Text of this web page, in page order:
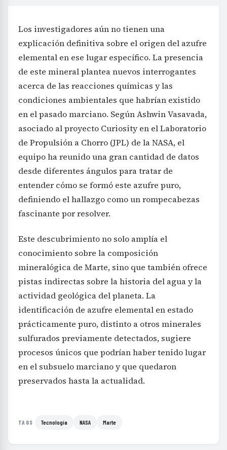
Los investigadores aún no tienen una
explicación definitiva sobre el origen del azufre
elemental en ese lugar específico. La presencia
de este mineral plantea nuevos interrogantes
acerca de las reacciones químicas y las
condiciones ambientales que habrían existido
en el pasado marciano. Según Ashwin Vasavada,
asociado al proyecto Curiosity en el Laboratorio
de Propulsión a Chorro (JPL) de la NASA, el
equipo ha reunido una gran cantidad de datos
desde diferentes ángulos para tratar de
entender cómo se formó este azufre puro,
definiendo el hallazgo como un rompecabezas
fascinante por resolver.
Este descubrimiento no solo amplía el
conocimiento sobre la composición
mineralógica de Marte, sino que también ofrece
pistas indirectas sobre la historia del agua y la
actividad geológica del planeta. La
identificación de azufre elemental en estado
prácticamente puro, distinto a otros minerales
sulfurados previamente detectados, sugiere
procesos únicos que podrían haber tenido lugar
en el subsuelo marciano y que quedaron
preservados hasta la actualidad.
TAGS Tecnología NASA Marte